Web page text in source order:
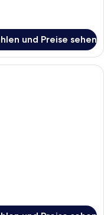
und Preise sehen
Wohnzimmer mit